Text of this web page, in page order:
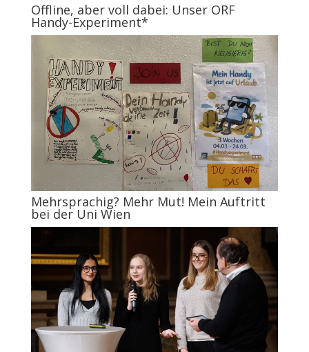
Offline, aber voll dabei: Unser ORF
Handy-Experiment*
Mehrsprachig? Mehr Mut! Mein Auftritt
bei der Uni Wien